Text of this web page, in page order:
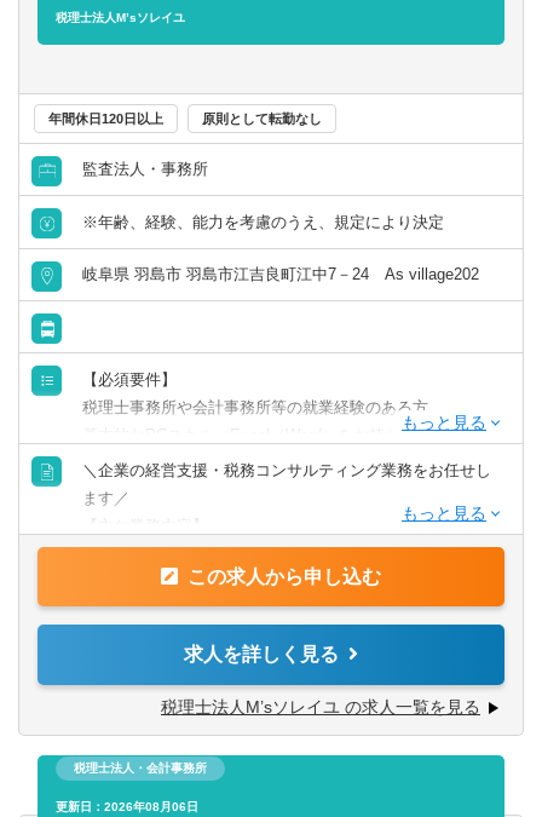
税理士法人M’sソレイユ
年間休日120日以上 原則として転勤なし
監査法人・事務所
※年齢、経験、能力を考慮のうえ、規定により決定
岐阜県 羽島市 羽島市江吉良町江中7－24 As village202
【必須要件】
税理士事務所や会計事務所等の就業経験のある方。
基本的なPCスキル（Excel／Word）をお持ちの方。
【歓迎要件】
税理士事務所で中小企業の課題を解決していきたいという
気持ちのある方。
決算業務や会計システムを利用した経験が豊富にある方。
◇将来的に法人や個人のお客様を担当することが可能で
す。
税務や財務に関するコンサルティング業務を徐々にお任せ
いただきます。
【必須資格】
＼企業の経営支援・税務コンサルティング業務をお任せし
ます／
【主な業務内容】
・経営者との定期MTG（ZOOMまたは訪問）
・試算表作成、決算書類・申告書などの作成業務
・月次、年次決算業務
・企業の成長支援（財務分析、経営アドバイスなど）
→ 基本知識は研修でしっかり学べます！
その先はあなたの実力次第。顧問先企業からの信頼を得
この求人から申し込む
求人を詳しく見る
税理士法人M’sソレイユ の求人一覧を見る
税理士法人・会計事務所
更新日：2026年08月06日